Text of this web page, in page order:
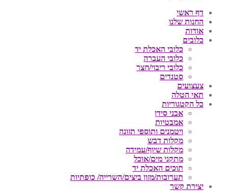
דף ראשי
החנות שלנו
אודות
כלובים
כלובי האכלת יד
כלובי העברה
כלובי ריבוי/חצר
סטנדים
צעצועים
תאי הטלה
כל הקטגוריות
אבני סידן
אמבטיות
ויטמנים ותוספי תזונה
מקלות דבש
מקלות שיוף/עמידה
מתקני מים/אוכל
תוכים האכלת יד
תערובות/מזון ביצים/השרייה/ כופתיות
יצירת קשר